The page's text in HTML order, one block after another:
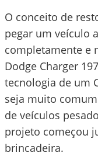
O conceito de
pegar um veículo
completamente e
Dodge Charger
tecnologia de um
seja muito
de veículos
projeto começou
brincadeira.